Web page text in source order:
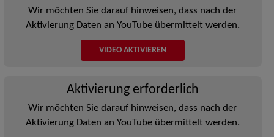
Wir möchten Sie darauf hinweisen, dass nach der
Aktivierung Daten an YouTube übermittelt werden.
VIDEO AKTIVIEREN
Aktivierung erforderlich
Wir möchten Sie darauf hinweisen, dass nach der
Aktivierung Daten an YouTube übermittelt werden.